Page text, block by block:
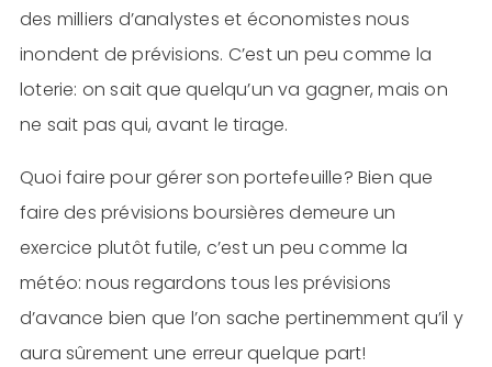
des milliers d’analystes et économistes nous
inondent de prévisions. C’est un peu comme la
loterie: on sait que quelqu’un va gagner, mais on
ne sait pas qui, avant le tirage.
Quoi faire pour gérer son portefeuille? Bien que
faire des prévisions boursières demeure un
exercice plutôt futile, c’est un peu comme la
météo: nous regardons tous les prévisions
d’avance bien que l’on sache pertinemment qu’il y
aura sûrement une erreur quelque part!